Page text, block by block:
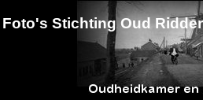
Foto's Stichting Oud